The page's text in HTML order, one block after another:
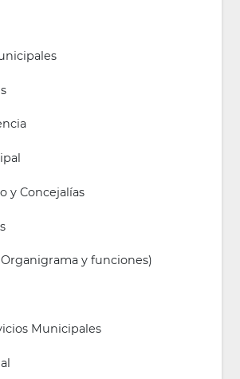
y Concejalías
y funciones)
Municipales